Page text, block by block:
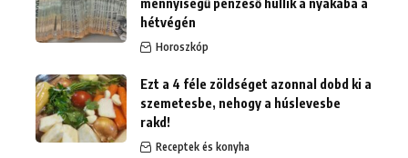
hétvégén
Horoszkóp
Ezt a 4 féle zöldséget azonnal dobd ki a
szemetesbe, nehogy a húslevesbe
rakd!
Receptek és konyha